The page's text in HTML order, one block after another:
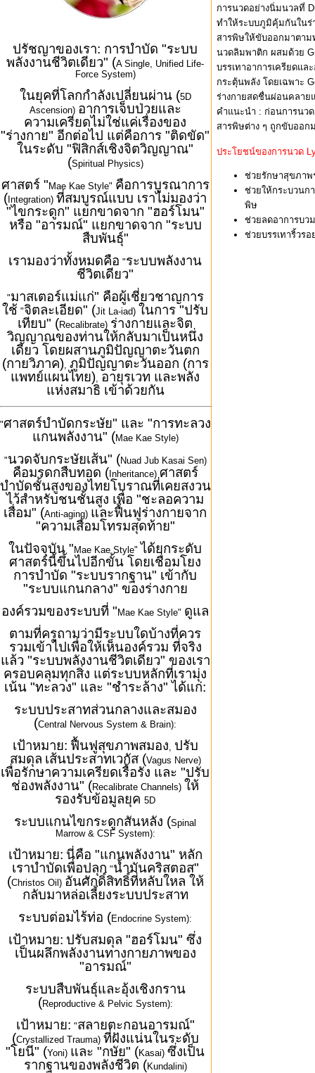
ปรัชญาของเรา: การบำบัด "ระบบ
พลังงานชีวิตเดียว" (A Single, Unified Life-
Force System)
ในยุคที่โลกกำลังเปลี่ยนผ่าน (5D
Ascension) อาการเจ็บป่วยและ
ความเครียดไม่ใช่แค่เรื่องของ
"ร่างกาย" อีกต่อไป แต่คือการ "ติดขัด"
ในระดับ "ฟิสิกส์เชิงจิตวิญญาณ"
(Spiritual Physics)
ศาสตร์ " Mae Kae Style" คือการบูรณาการ
( Integration)ที่สมบูรณ์แบบ เราไม่มองว่า
"ไขกระดูก" แยกขาดจาก "ฮอร์โมน"
หรือ "อารมณ์" แยกขาดจาก "ระบบ
สืบพันธุ์"
เรามองว่าทั้งหมดคือ "ระบบพลังงาน
ชีวิตเดียว"
"มาสเตอร์แม่แก่" คือผู้เชี่ยวชาญการ
ใช้ "จิตละเอียด" (Jit La-iad) ในการ "ปรับ
เทียบ" (Recalibrate) ร่างกายและจิต
วิญญาณของท่านให้กลับมาเป็นหนึ่ง
เดียว โดยผสานภูมิปัญญาตะวันตก
(กายวิภาค), ภูมิปัญญาตะวันออก (การ
แพทย์แผนไทย), อายุรเวท และพลัง
แห่งสมาธิ เข้าด้วยกัน
"ศาสตร์บำบัดกระษัย" และ "การทะลวง
แกนพลังงาน" (Mae Kae Style)
"นวดจับกระษัยเส้น" (Nuad Jub Kasai Sen)
คือมรดกสืบทอด ( Inheritance) ศาสตร์
บำบัดชั้นสูงของไทยโบราณที่เคยสงวน
ไว้สำหรับชนชั้นสูง เพื่อ "ชะลอความ
เสื่อม" (Anti-aging) และฟื้นฟูร่างกายจาก
"ความเสื่อมโทรมสุดท้าย"
ในปัจจุบัน " Mae Kae Style" ได้ยกระดับ
ศาสตร์นี้ขึ้นไปอีกขั้น โดยเชื่อมโยง
การบำบัด "ระบบรากฐาน" เข้ากับ
"ระบบแกนกลาง" ของร่างกาย
องค์รวมของระบบที่ " Mae Kae Style" ดูแล
ตามที่ครูถามว่ามีระบบใดบ้างที่ควร
รวมเข้าไปเพื่อให้เห็นองค์รวม ที่จริง
แล้ว "ระบบพลังงานชีวิตเดียว" ของเรา
ครอบคลุมทุกสิ่ง แต่ระบบหลักที่เรามุ่ง
เน้น "ทะลวง" และ "ชำระล้าง" ได้แก่:
ระบบประสาทส่วนกลางและสมอง
(Central Nervous System & Brain):
เป้าหมาย: ฟื้นฟูสุขภาพสมอง, ปรับ
สมดุล เส้นประสาทเวกัส (Vagus Nerve)
เพื่อรักษาความเครียดเรื้อรัง และ "ปรับ
ช่องพลังงาน" (Recalibrate Channels) ให้
รองรับข้อมูลยุค5D
ระบบแกนไขกระดูกสันหลัง (Spinal
Marrow & CSF System):
เป้าหมาย: นี่คือ "แกนพลังงาน" หลัก
เราบำบัดเพื่อปลุก "น้ำมันคริสตอส"
(Christos Oil) อันศักดิ์สิทธิ์ที่หลับใหล ให้
กลับมาหล่อเลี้ยงระบบประสาท
ระบบต่อมไร้ท่อ (Endocrine System):
เป้าหมาย: ปรับสมดุล "ฮอร์โมน" ซึ่ง
เป็นผลึกพลังงานทางกายภาพของ
"อารมณ์"
ระบบสืบพันธุ์และอุ้งเชิงกราน
(Reproductive & Pelvic System):
เป้าหมาย: "สลายตะกอนอารมณ์"
(Crystallized Trauma) ที่ฝังแน่นในระดับ
"โยนี" (Yoni) และ "กษัย" (Kasai)ซึ่งเป็น
รากฐานของพลังชีวิต (Kundalini)
การนวดอย่างนิ่มนวลที่
ทำให้ระบบภูมิคุ้มกันใน
สารพิษให้ขับออกมาตาม
นวดลิมพาติก ผสมด้วย
บรรเทาอาการเครียดแ
กระตุ้นพลัง โดยเฉพาะ
ร่างกายสดชื่นผ่อนคลา
คำแนะนำ : ก่อนการนว
สารพิษต่าง ๆ ถูกขับออก
ประโยชน์ของการนวด
ช่วยรักษาสุขภาพ
ช่วยให้กระบวนก
พิษ
ช่วยลดอาการบว
ช่วยบรรเทาริ้วร